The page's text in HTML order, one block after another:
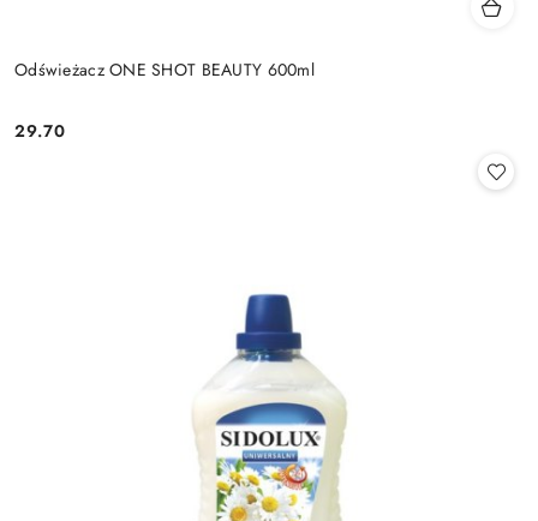
Odświeżacz ONE SHOT BEAUTY 600ml
Cena:
29.70